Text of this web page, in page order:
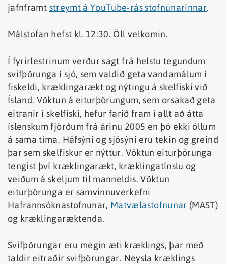
jafnframt streymt á YouTube-rás stofnunarinnar.
Málstofan hefst kl. 12:30. Öll velkomin.
Í fyrirlestrinum verður sagt frá helstu tegundum
svifþörunga í sjó, sem valdið geta vandamálum í
fiskeldi, kræklingarækt og nýtingu á skelfiski við
Ísland. Vöktun á eiturþörungum, sem orsakað geta
eitranir í skelfiski, hefur farið fram í allt að átta
íslenskum fjörðum frá árinu 2005 en þó ekki öllum
á sama tíma. Háfsýni og sjósýni eru tekin og greind
þar sem skelfiskur er nýttur. Vöktun eiturþörunga
tengist því kræklingarækt, kræklingatínslu og
veiðum á skeljum til manneldis. Vöktun
eiturþörunga er samvinnuverkefni
Hafrannsóknastofnunar, Matvælastofnunar (MAST)
og kræklingaræktenda.
Svifþörungar eru megin æti kræklings, þar með
taldir eitraðir svifþörungar. Neysla kræklings